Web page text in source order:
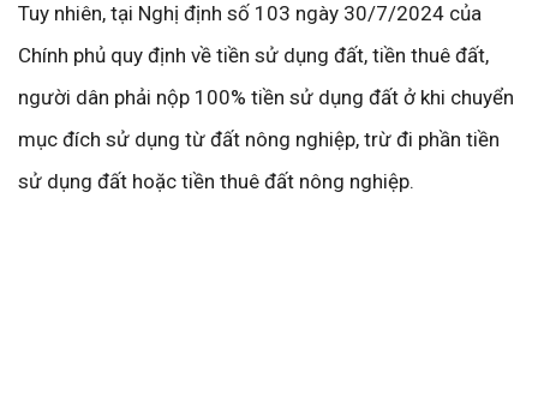
Tuy nhiên, tại Nghị định số 103 ngày 30/7/2024 của
Chính phủ quy định về tiền sử dụng đất, tiền thuê đất,
người dân phải nộp 100% tiền sử dụng đất ở khi chuyển
mục đích sử dụng từ đất nông nghiệp, trừ đi phần tiền
sử dụng đất hoặc tiền thuê đất nông nghiệp.